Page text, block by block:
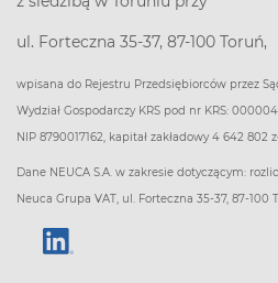
ul. Forteczna 35-37, 87-100 Toruń,
wpisana do Rejestru Przedsiębiorców przez
Wydział Gospodarczy KRS pod nr KRS:
NIP 8790017162, kapitał zakładowy 4 642 802
Dane NEUCA S.A. w zakresie dotyczącym:
Neuca Grupa VAT, ul. Forteczna 35-37, 87-100